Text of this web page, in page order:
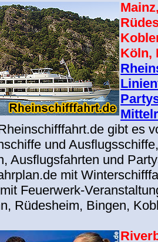
Köln,
gibt es
und
Ausflugsfahrten und
mit
Feuerwerk-
Rüdesheim, Bingen,